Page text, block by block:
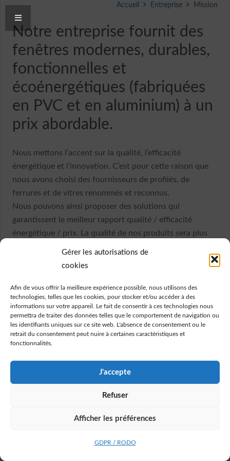
Gérer les autorisations de
cookies
Afin de vous offrir la meilleure expérience possible, nous utilisons des
technologies, telles que les cookies, pour stocker et/ou accéder à des
informations sur votre appareil. Le fait de consentir à ces technologies nous
permettra de traiter des données telles que le comportement de navigation ou
les identifiants uniques sur ce site web. L'absence de consentement ou le
retrait du consentement peut nuire à certaines caractéristiques et
fonctionnalités.
J'accepte
Refuser
Afficher les préférences
GDPR / RODO
Accueil Entreprise Mission
Notre entreprise fournit des
fenêtres modernes, durables,
fonctionnelles et
écoénergétiques (fabriquées
en PVC et en aluminium) à un
prix abordable.
Nous mettons l’accent sur la qualité, l’efficacité
énergétique et l’innovation. C’est pour cette raison que
nous avons choisi des fournisseurs de profilés, de
ferrures et de vitres renommés et reconnus.
Nous pouvons ainsi proposer des solutions qui
garantissent le meilleur rapport qualité / efficacité
énergétique / prix. La qualité de nos produits sera plus
référence : elles confirment que nous avons fait les bons
choix.
© 2026 Lastrik